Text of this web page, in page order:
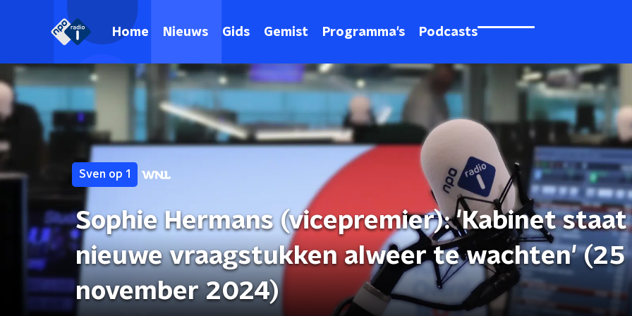
Home Nieuws Gids Gemist Programma's Podcasts
Sven op 1
Sophie Hermans (vicepremier): 'Kabinet staat
nieuwe vraagstukken alweer te wachten' (25
november 2024)